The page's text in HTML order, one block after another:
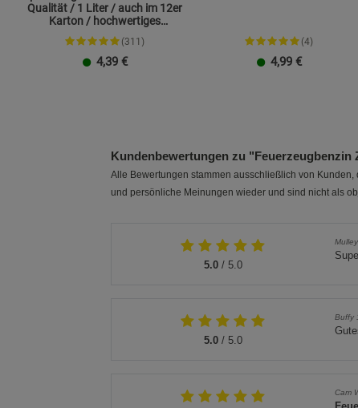
Qualität / 1 Liter / auch im 12er
Karton / hochwertiges
Paraffinöl
(311)
4,39 €
(4)
4,99 €
Kundenbewertungen zu "Feuerzeugbenzin
Alle Bewertungen stammen ausschließlich von
und persönliche Meinungen wieder und sind nicht als
5.0/ 5.0
Mulley
5.0/ 5.0
Buffy
Cam